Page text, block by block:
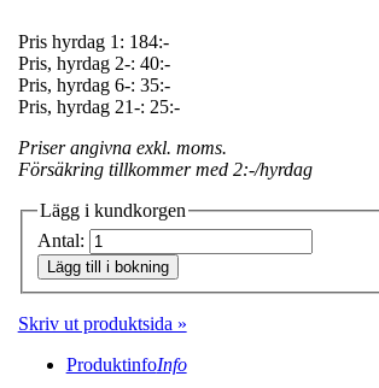
Pris hyrdag 1: 184:-
Pris, hyrdag 2-: 40:-
Pris, hyrdag 6-: 35:-
Pris, hyrdag 21-: 25:-
Priser angivna exkl. moms.
Försäkring tillkommer med 2:-/hyrdag
Lägg i kundkorgen
Antal:
Lägg till i bokning
Skriv ut produktsida »
ProduktinfoInfo